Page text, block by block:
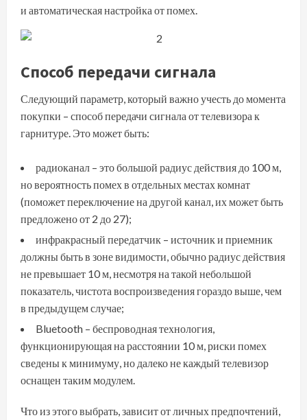
и автоматическая настройка от помех.
Способ передачи сигнала
Следующий параметр, который важно учесть до момента
покупки – способ передачи сигнала от телевизора к
гарнитуре. Это может быть:
радиоканал – это большой радиус действия до 100 м,
но вероятность помех в отдельных местах комнат
(поможет переключение на другой канал, их может быть
предложено от 2 до 27);
инфракрасный передатчик – источник и приемник
должны быть в зоне видимости, обычно радиус действия
не превышает 10 м, несмотря на такой небольшой
показатель, чистота воспроизведения гораздо выше, чем
в предыдущем случае;
Bluetooth – беспроводная технология,
функционирующая на расстоянии 10 м, риски помех
сведены к минимуму, но далеко не каждый телевизор
оснащен таким модулем.
Что из этого выбрать, зависит от личных предпочтений,